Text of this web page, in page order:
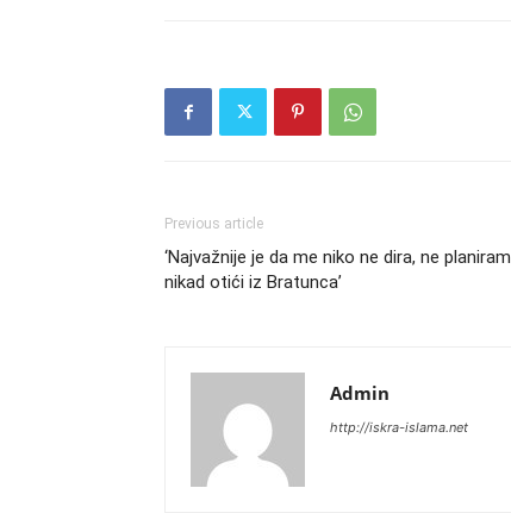
Previous article
‘Najvažnije je da me niko ne dira, ne planiram
nikad otići iz Bratunca’
Admin
http://iskra-islama.net